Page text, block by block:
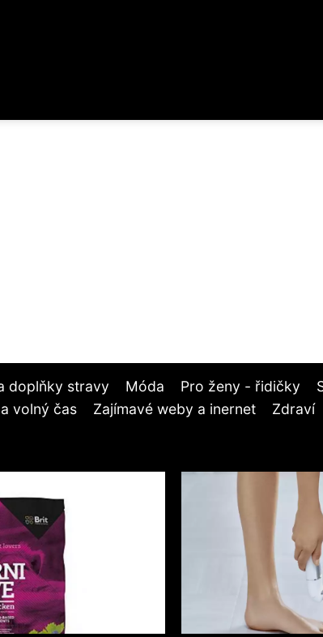
doplňky stravy Móda Pro ženy - řidičky
volný čas Zajímavé weby a inernet Zdraví